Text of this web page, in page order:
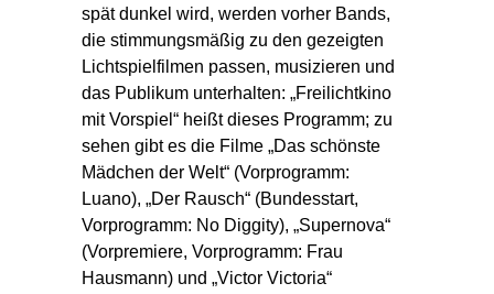
spät dunkel wird, werden vorher Bands,
die stimmungsmäßig zu den gezeigten
Lichtspielfilmen passen, musizieren und
das Publikum unterhalten: „Freilichtkino
mit Vorspiel“ heißt dieses Programm; zu
sehen gibt es die Filme „Das schönste
Mädchen der Welt“ (Vorprogramm:
Luano), „Der Rausch“ (Bundesstart,
Vorprogramm: No Diggity), „Supernova“
(Vorpremiere, Vorprogramm: Frau
Hausmann) und „Victor Victoria“